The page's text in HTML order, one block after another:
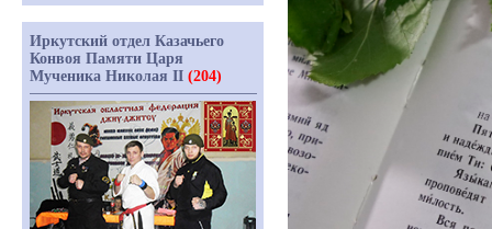
Иркутский отдел Казачьего
Конвоя Памяти Царя
Мученика Николая II (204)